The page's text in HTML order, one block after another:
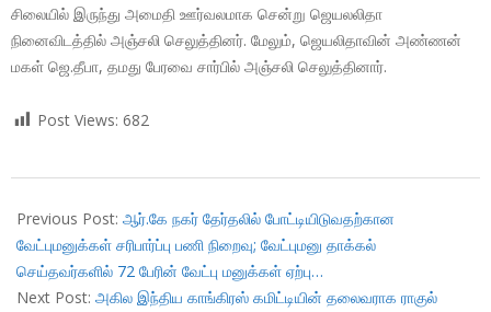
சிலையில் இருந்து அமைதி ஊர்வலமாக சென்று ஜெயலலிதா
நினைவிடத்தில் அஞ்சலி செலுத்தினர். மேலும், ஜெயலிதாவின் அண்ணன்
மகள் ஜெ.தீபா, தமது பேரவை சார்பில் அஞ்சலி செலுத்தினார்.
Post Views: 682
12-
06
Previous Post: ஆர்.கே நகர் தேர்தலில் போட்டியிடுவதற்கான
வேட்புமனுக்கள் சரிபார்ப்பு பணி நிறைவு; வேட்புமனு தாக்கல்
செய்தவர்களில் 72 பேரின் வேட்பு மனுக்கள் ஏற்பு…
Next Post: அகில இந்திய காங்கிரஸ் கமிட்டியின் தலைவராக ராகுல்